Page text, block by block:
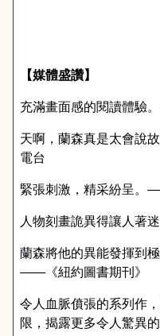
【媒體盛讚】
充滿畫面感的閱讀體驗
天啊，蘭森真是太會說
電台
緊張刺激，精采紛呈。
人物刻畫詭異得讓人著
蘭森將他的異能發揮到
――《紐約圖書期刊》
令人血脈僨張的系列作
限，揭露更多令人驚異